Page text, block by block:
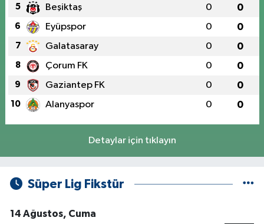
5 Beşiktaş 0 0
6 Eyüpspor 0 0
7 Galatasaray 0 0
8 Çorum FK 0 0
9 Gaziantep FK 0 0
10 Alanyaspor 0 0
Detaylar için tıklayın
Süper Lig Fikstür
14 Ağustos, Cuma